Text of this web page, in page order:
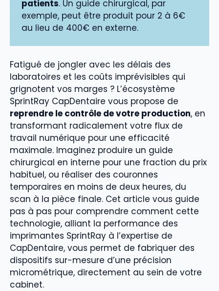
patients. Un guide chirurgical, par
exemple, peut être produit pour 2 à 6€
au lieu de 400€ en externe.
Fatigué de jongler avec les délais des
laboratoires et les coûts imprévisibles qui
grignotent vos marges ? L’écosystème
SprintRay CapDentaire vous propose de
reprendre le contrôle de votre production, en
transformant radicalement votre flux de
travail numérique pour une efficacité
maximale. Imaginez produire un guide
chirurgical en interne pour une fraction du prix
habituel, ou réaliser des couronnes
temporaires en moins de deux heures, du
scan à la pièce finale. Cet article vous guide
pas à pas pour comprendre comment cette
technologie, alliant la performance des
imprimantes SprintRay à l’expertise de
CapDentaire, vous permet de fabriquer des
dispositifs sur-mesure d’une précision
micrométrique, directement au sein de votre
cabinet.